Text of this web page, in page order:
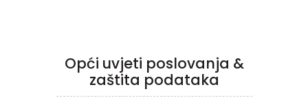
Opći uvjeti poslovanja &
zaštita podataka